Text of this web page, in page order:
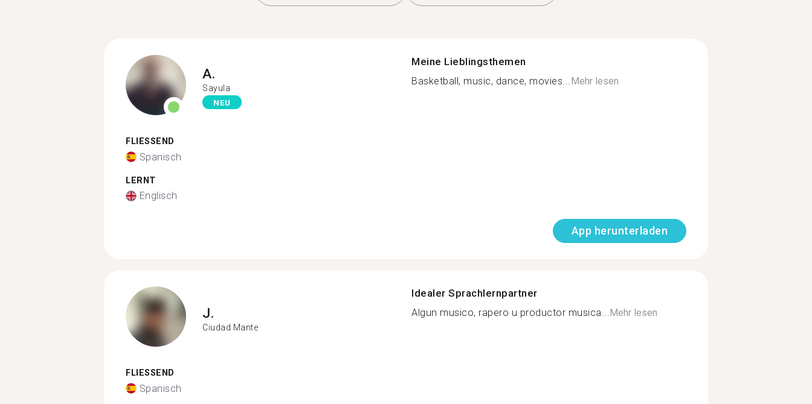
A.
Sayula
NEU
FLIESSEND
Spanisch
LERNT
Englisch
Meine Lieblingsthemen
Basketball, music, dance, movies...Mehr lesen
App herunterladen
J.
Ciudad Mante
FLIESSEND
Spanisch
Idealer Sprachlernpartner
Algun musico, rapero u productor musica...Mehr lesen